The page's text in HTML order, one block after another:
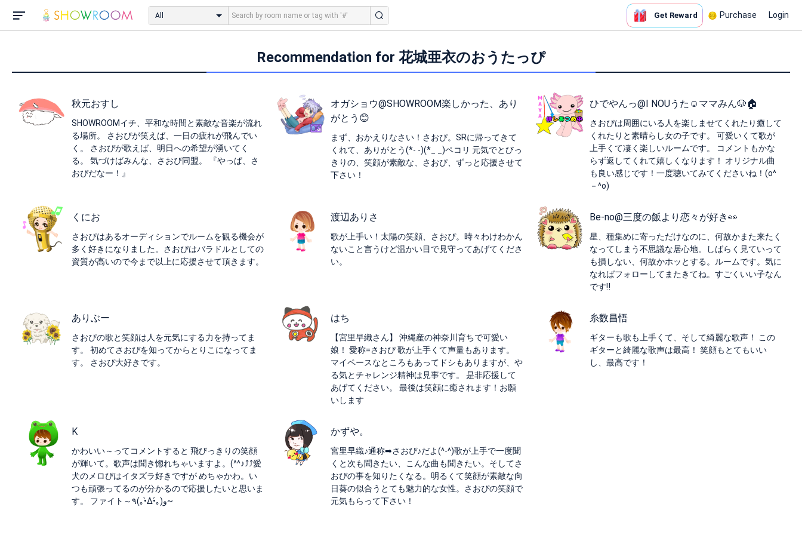
All Get Reward Purchase Login
Recommendation for 花城亜衣のおうたっぴ
秋元おすし
SHOWROOMイチ、平和な時間と素敵な音楽が流れ
る場所。 さおぴが笑えば、一日の疲れが飛んでい
く。 さおぴが歌えば、明日への希望が湧いてく
る。 気づけばみんな、さおぴ同盟。 『やっぱ、さ
おぴだなー！』
オガショウ@SHOWROOM楽しかった、あり
がとう😊
まず、おかえりなさい！さおぴ。SRに帰ってきて
くれて、ありがとう(*- -)(*_ _)ペコリ 元気でとびっ
きりの、笑顔が素敵な、さおぴ、ずっと応援させて
下さい！
ひでやんっ@I NOUうた☺️ママみん🐶🏠️
さおぴは周囲にいる人を楽しませてくれたり癒して
くれたりと素晴らし女の子です。 可愛いくて歌が
上手くて凄く楽しいルームです。 コメントもかな
らず返してくれて嬉しくなります！ オリジナル曲
も良い感じです！一度聴いてみてくださいね！(o^
－^o)
くにお
さおぴはあるオーディションでルームを観る機会が
多く好きになりました。さおぴはバラドルとしての
資質が高いので今まで以上に応援させて頂きます。
渡辺ありさ
歌が上手い！太陽の笑顔、さおぴ。時々わけわかん
ないこと言うけど温かい目で見守ってあげてくださ
い。
Be-no@‪三度の飯より恋々が好き👀
星、種集めに寄っただけなのに、何故かまた来たく
なってしまう不思議な居心地。しばらく見ていって
も損しない、何故かホッとする。ルームです。気に
なればフォローしてまたきてね。すごくいい子なん
です‼
ありぶー
さおぴの歌と笑顔は人を元気にする力を持ってま
す。 初めてさおぴを知ってからとりこになってま
す。 さおぴ大好きです。
はち
【宮里早織さん】 沖縄産の神奈川育ちで可愛い
娘！ 愛称=さおぴ 歌が上手くて声量もあります。
マイペースなところもあってドシもありますが、や
る気とチャレンジ精神は見事です。 是非応援して
あげてください。 最後は笑顔に癒されます！お願
いします
糸数昌悟
ギターも歌も上手くて、そして綺麗な歌声！ この
ギターと綺麗な歌声は最高！ 笑顔もとてもいい
し、最高です！
K
かわいい～ってコメントすると 飛びっきりの笑顔
が輝いて。歌声は聞き惚れちゃいますよ。(^^♪⤴︎⤴︎愛
犬のメロぴはイタズラ好きですが めちゃかわ。い
つも頑張ってるのが分かるので応援したいと思いま
す。 ファイト～٩(｡•̀Δ•́｡) و~
かずや。
宮里早織♪通称➡さおぴ♪だよ(^-^)歌が上手で一度聞
くと次も聞きたい、こんな曲も聞きたい。そしてさ
おぴの事を知りたくなる。明るくて笑顔が素敵な向
日葵の似合うとても魅力的な女性。さおぴの笑顔で
元気もらって下さい！